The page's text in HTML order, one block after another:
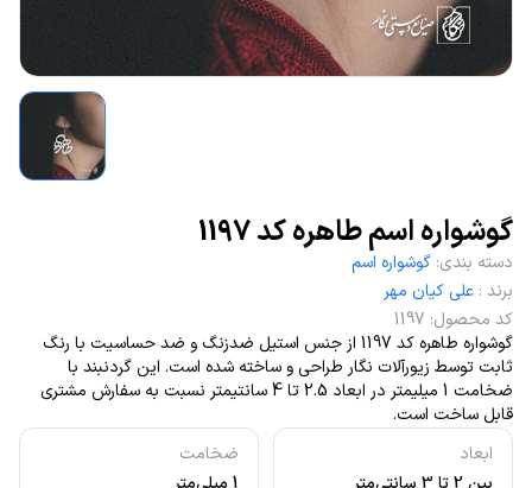
گوشواره اسم طاهره کد 1197
ابعاد
ضخامت
دسته بندی: گوشواره اسم
برند : علی کیان مهر
کد محصول:
1197
گوشواره طاهره کد 1197 از جنس استیل ضدزنگ و ضد حساسیت با رنگ
ثابت توسط زیورآلات نگار طراحی و ساخته شده است. این گردنبند با
ضخامت 1 میلیمتر در ابعاد 2.5 تا 4 سانتیمتر نسبت به سفارش مشتری
قابل ساخت است.